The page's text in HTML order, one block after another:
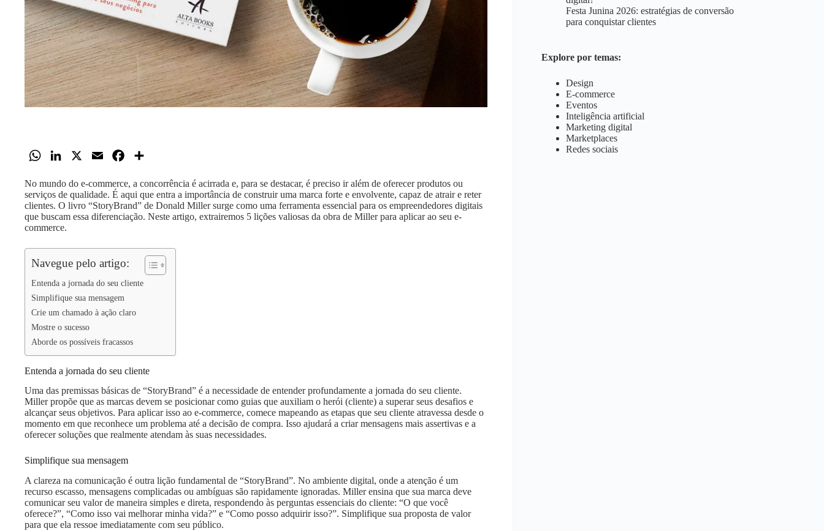
W
a
t
s
p
p
n
k
e
I
n
a
i
l
c
e
b
o
k
a
r
e
No mundo do e-commerce, a concorrência é acirrada e, para se destacar, é preciso ir além de oferecer produtos ou
serviços de qualidade. É aqui que entra a importância de construir uma marca forte e envolvente, capaz de atrair e reter
clientes. O livro “StoryBrand” de Donald Miller surge como uma ferramenta essencial para os empreendedores digitais
que buscam essa diferenciação. Neste artigo, extrairemos 5 lições valiosas da obra de Miller para aplicar ao seu e-
commerce.
Navegue pelo artigo:
Entenda a jornada do seu cliente
Simplifique sua mensagem
Crie um chamado à ação claro
Mostre o sucesso
Aborde os possíveis fracassos
Entenda a jornada do seu cliente
Uma das premissas básicas de “StoryBrand” é a necessidade de entender profundamente a jornada do seu cliente.
Miller propõe que as marcas devem se posicionar como guias que auxiliam o herói (cliente) a superar seus desafios e
alcançar seus objetivos. Para aplicar isso ao e-commerce, comece mapeando as etapas que seu cliente atravessa desde o
momento em que reconhece um problema até a decisão de compra. Isso ajudará a criar mensagens mais assertivas e a
oferecer soluções que realmente atendam às suas necessidades.
Simplifique sua mensagem
A clareza na comunicação é outra lição fundamental de “StoryBrand”. No ambiente digital, onde a atenção é um
recurso escasso, mensagens complicadas ou ambíguas são rapidamente ignoradas. Miller ensina que sua marca deve
comunicar seu valor de maneira simples e direta, respondendo às perguntas essenciais do cliente: “O que você
oferece?”, “Como isso vai melhorar minha vida?” e “Como posso adquirir isso?”. Simplifique sua proposta de valor
para que ela ressoe imediatamente com seu público.
Festa Junina 2026: estratégias de conversão
para conquistar clientes
Explore por temas:
Design
E-commerce
Eventos
Inteligência artificial
Marketing digital
Marketplaces
Redes sociais